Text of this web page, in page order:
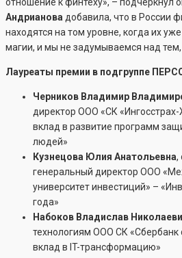
отношение к финтеху», – подчеркнул
Андриановадобавила, что в России
находятся на том уровне, когда их
магии, и мы не задумываемся над
Лауреаты премии в подгруппе
Черников Владимир
директор ООО «СК
вклад в развитие программ
людей»
Кузнецова Юлия Анатольевна,
генеральный директор ООО
университет инвестиций» –
года»
Набоков Владислав
технологиям ООО СК «Сбербанк
вклад в IT-трансформацию»